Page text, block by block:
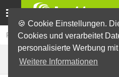
🍪 Cookie Einstellungen.
Cookies und verarbeitet
personalisierte Werbung
Weitere Informationen
Buttons erstellen